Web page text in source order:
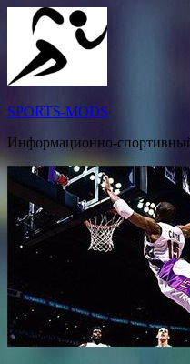
Перейти
содержимому
SPORTS-MODS
Информационно-спортивный